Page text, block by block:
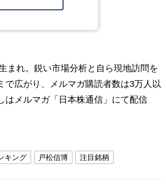
まれ。鋭い市場分析と自ら現地訪問を
広がり、メルマガ購読者数は3万人以
はメルマガ「日本株通信」にて配信
キング 戸松信博 注目銘柄